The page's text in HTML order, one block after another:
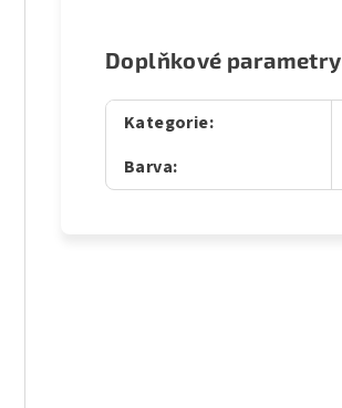
Doplňkové parametry
Kategorie:
Barva: